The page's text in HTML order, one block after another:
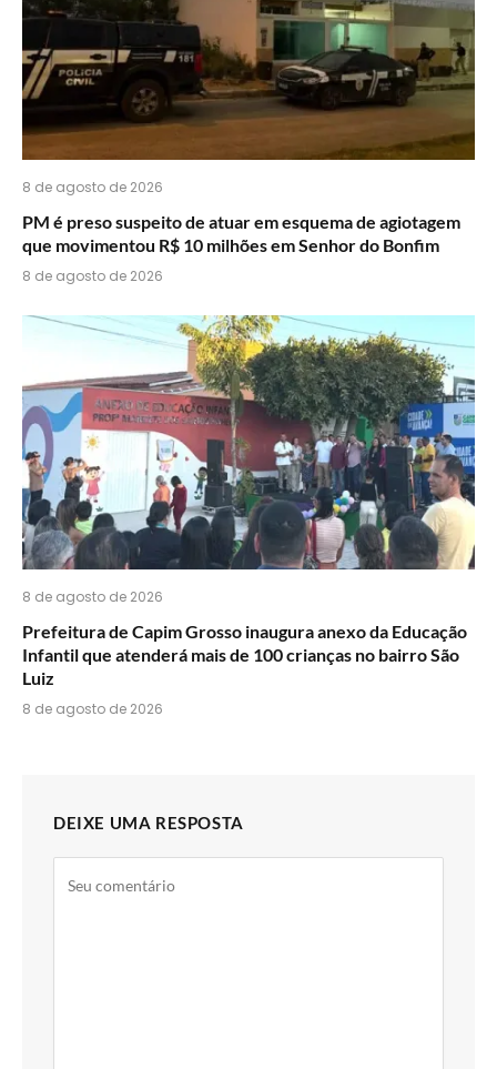
8 de agosto de 2026
PM é preso suspeito de atuar em esquema de agiotagem
que movimentou R$ 10 milhões em Senhor do Bonfim
8 de agosto de 2026
8 de agosto de 2026
Prefeitura de Capim Grosso inaugura anexo da Educação
Infantil que atenderá mais de 100 crianças no bairro São
Luiz
8 de agosto de 2026
DEIXE UMA RESPOSTA